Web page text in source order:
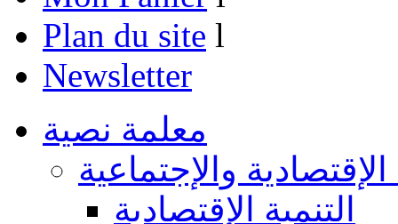
Plan du site l
Newsletter
معلمة نصية
الإقتصادية والإجتماعية
التنمية الإقتصادية